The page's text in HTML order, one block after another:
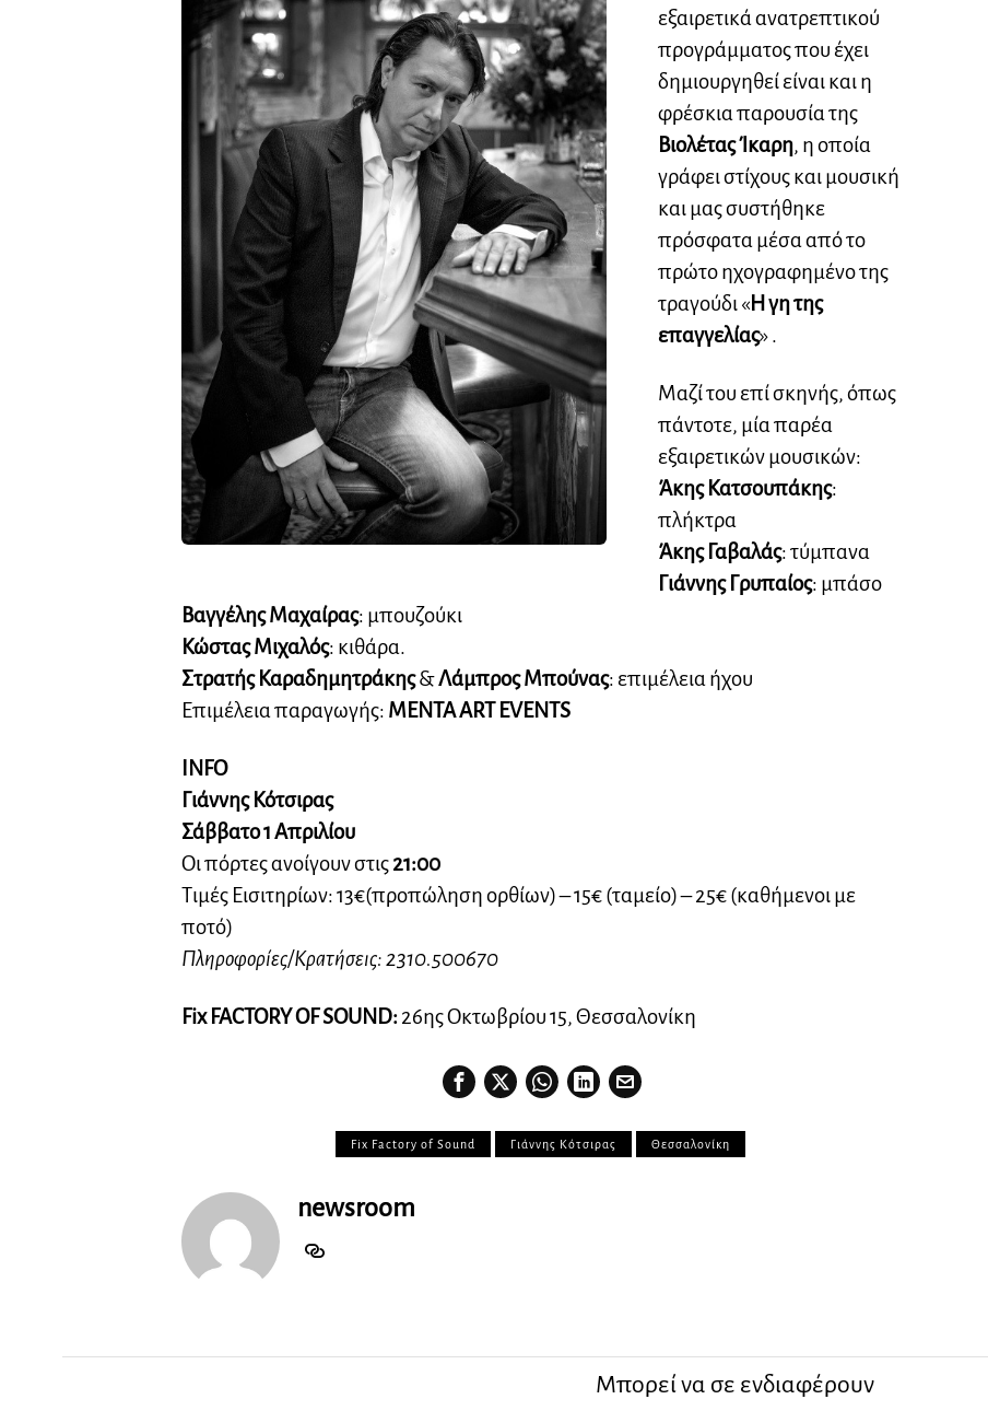
εξαιρετικά ανατρεπτικού
προγράμματος που έχει
δημιουργηθεί είναι και η
φρέσκια παρουσία της
Βιολέτας Ίκαρη, η οποία
γράφει στίχους και μουσική
και μας συστήθηκε
πρόσφατα μέσα από το
πρώτο ηχογραφημένο της
τραγούδι «Η γη της
επαγγελίας» .
Μαζί του επί σκηνής, όπως
πάντοτε, μία παρέα
εξαιρετικών μουσικών:
Άκης Κατσουπάκης:
πλήκτρα
Άκης Γαβαλάς: τύμπανα
Γιάννης Γρυπαίος: μπάσο
Βαγγέλης Μαχαίρας: μπουζούκι
Κώστας Μιχαλός: κιθάρα.
Στρατής Καραδημητράκης&Λάμπρος Μπούνας: επιμέλεια ήχου
Επιμέλεια παραγωγής: ΜENTA ART EVENTS
INFO
Γιάννης Κότσιρας
Σάββατο 1 Απριλίου
Οι πόρτες ανοίγουν στις21:00
Τιμές Εισιτηρίων: 13€(προπώληση ορθίων) – 15€ (ταμείο) – 25€ (καθήμενοι με
ποτό)
Πληροφορίες/Κρατήσεις: 2310.500670
Fix FACTORY OF SOUND:26ης Οκτωβρίου 15, Θεσσαλονίκη
Fix Factory of Sound Γιάννης Κότσιρας Θεσσαλονίκη
newsroom
Μπορεί να σε ενδιαφέρουν